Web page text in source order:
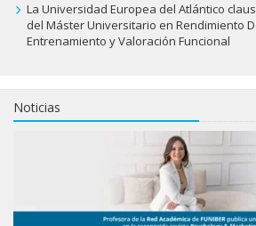
La Universidad Europea del Atlántico
del Máster Universitario en Rendimiento
Entrenamiento y Valoración Funcional
Noticias